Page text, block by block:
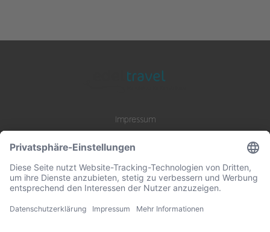
Impressum
B2B Zusammenarbeit